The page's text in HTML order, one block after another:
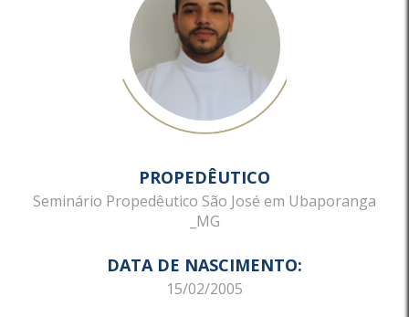
PROPEDÊUTICO
Seminário Propedêutico São José em Ubaporanga
_MG
DATA DE NASCIMENTO:
15/02/2005